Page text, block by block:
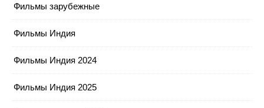
Фильмы зарубежные
Фильмы Индия
Фильмы Индия 2024
Фильмы Индия 2025